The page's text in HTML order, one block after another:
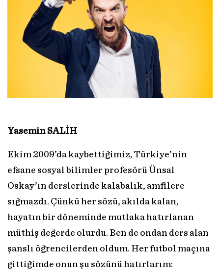
Yasemin SALİH
Ekim 2009’da kaybettiğimiz, Türkiye’nin
efsane sosyal bilimler profesörü Ünsal
Oskay’ın derslerinde kalabalık, amfilere
sığmazdı. Çünkü her sözü, akılda kalan,
hayatın bir döneminde mutlaka hatırlanan
müthiş değerde olurdu. Ben de ondan ders alan
şanslı öğrencilerden oldum. Her futbol maçına
gittiğimde onun şu sözünü hatırlarım: